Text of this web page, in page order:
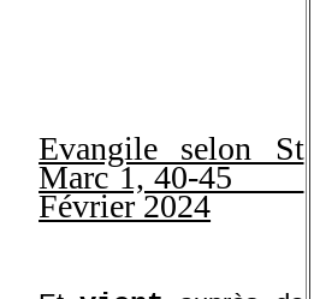
Evangile selon St
Marc 1, 40-45
Février 2024